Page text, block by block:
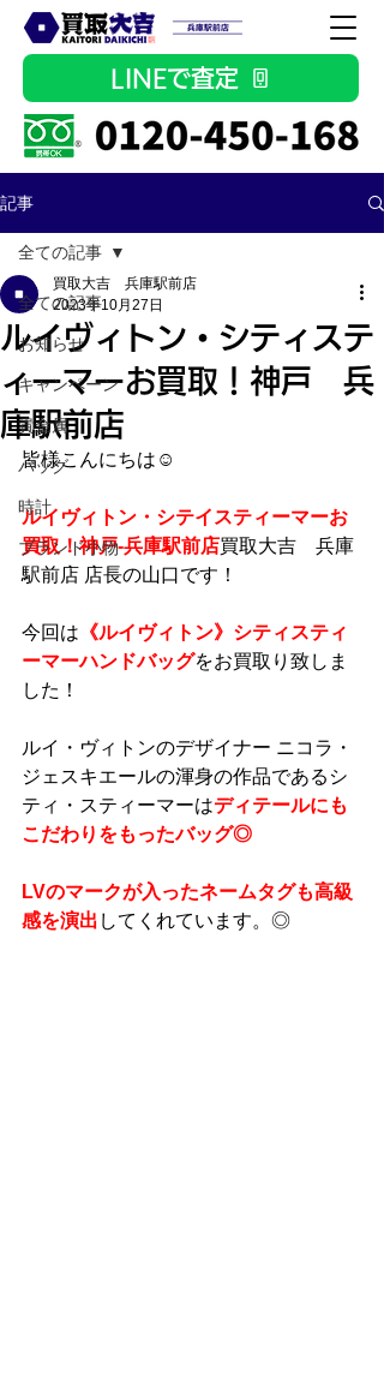
LINEで査定
記事
全ての記事
お知らせ
キャンペーン
貴金属
バッグ
時計
ブランド小物
全ての記事
ルイヴィトン・シティステ
ィーマーお買取！神戸 兵
庫駅前店
買取大吉 兵庫駅前店
2023年10月27日
皆様こんにちは☺
ルイヴィトン・シテイスティーマーお
買取！神戸-兵庫駅前店買取大吉　兵庫
駅前店 店長の山口です！
今回は 《ルイヴィトン》シティスティ
ーマーハンドバッグをお買取り致しま
した！
ルイ・ヴィトンのデザイナー ニコラ・
ジェスキエールの渾身の作品であるシ
ティ・スティーマーはディテールにも
こだわりをもったバッグ◎
LVのマークが入ったネームタグも高級
感を演出 してくれています。◎